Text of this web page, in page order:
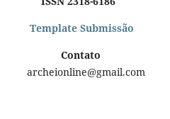
Template Submissão
Contato
archeionline@gmail.com